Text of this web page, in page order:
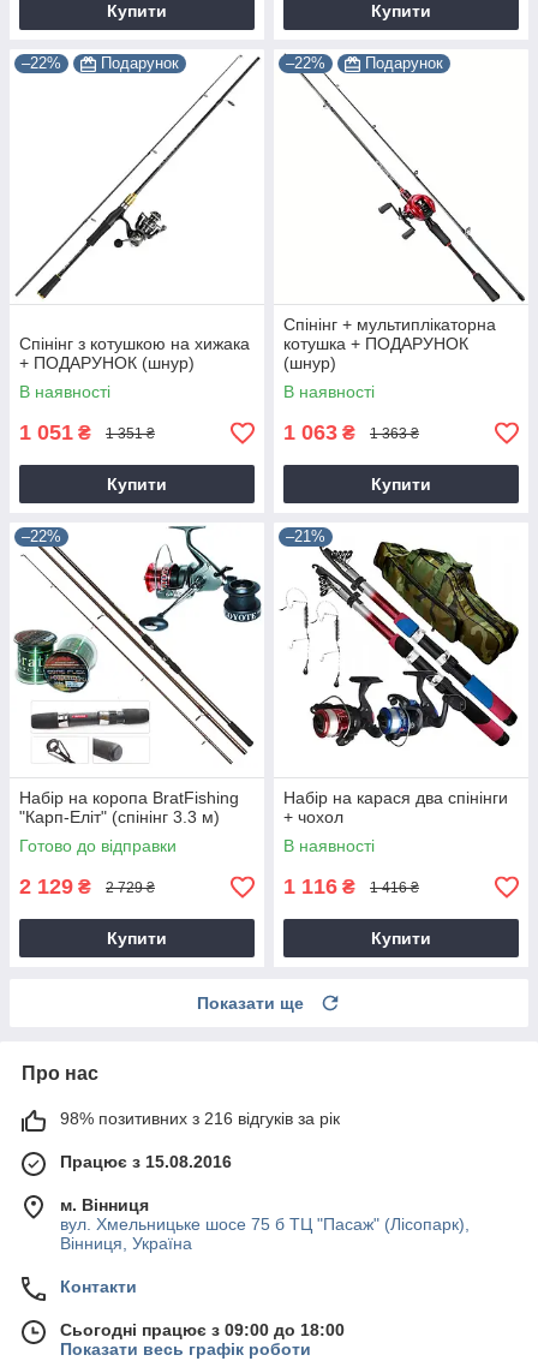
Купити Купити
–22% Подарунок
Спінінг з котушкою на хижака
+ ПОДАРУНОК (шнур)
В наявності
1 051 ₴ 1 351 ₴
Купити
–22% Подарунок
Спінінг + мультиплікаторна
котушка + ПОДАРУНОК
(шнур)
В наявності
1 063 ₴ 1 363 ₴
Купити
–22%
Набір на коропа BratFishing
"Карп-Еліт" (спінінг 3.3 м)
Готово до відправки
2 129 ₴ 2 729 ₴
Купити
–21%
Набір на карася два спінінги
+ чохол
В наявності
1 116 ₴ 1 416 ₴
Купити
Показати ще
Про нас
98% позитивних з 216 відгуків за рік
Працює з 15.08.2016
м. Вінниця
вул. Хмельницьке шосе 75 б ТЦ "Пасаж" (Лісопарк),
Вінниця, Україна
Контакти
Сьогодні працює з 09:00 до 18:00
Показати весь графік роботи